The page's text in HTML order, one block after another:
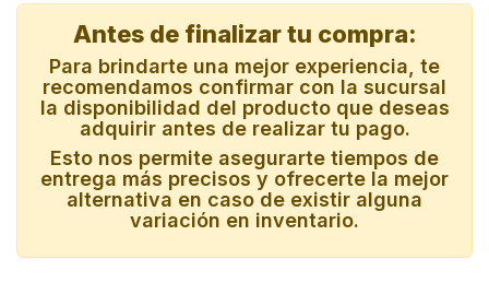
Antes de finalizar tu compra:
Para brindarte una mejor experiencia, te
recomendamos confirmar con la sucursal
la disponibilidad del producto que deseas
adquirir antes de realizar tu pago.
Esto nos permite asegurarte tiempos de
entrega más precisos y ofrecerte la mejor
alternativa en caso de existir alguna
variación en inventario.